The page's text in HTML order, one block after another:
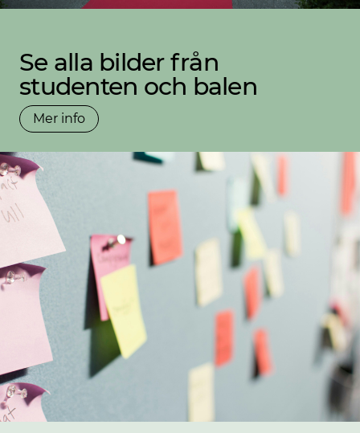
Se alla bilder från
studenten och balen
Mer info